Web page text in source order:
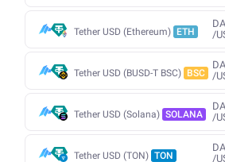
Tether USD (Ethereum) ETH
/
Tether USD (BUSD-T BSC) BSC
/
Tether USD (Solana) SOLANA
/
Tether USD (TON) TON
/